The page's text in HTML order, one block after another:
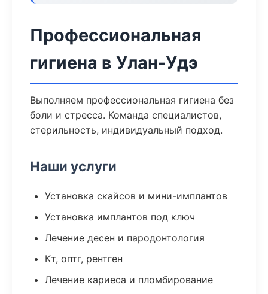
Профессиональная
гигиена в Улан-Удэ
Выполняем профессиональная гигиена без
боли и стресса. Команда специалистов,
стерильность, индивидуальный подход.
Наши услуги
Установка скайсов и мини-имплантов
Установка имплантов под ключ
Лечение десен и пародонтология
Кт, оптг, рентген
Лечение кариеса и пломбирование